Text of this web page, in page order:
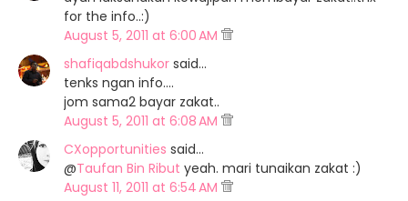
sumber :
for the info..:)
August 5, 2011 at 6:00 AM
shafiqabdshukor said…
tenks ngan info....
jom sama2 bayar zakat..
August 5, 2011 at 6:08 AM
CXopportunities said…
@Taufan Bin Ribut yeah. mari tunaikan zakat :)
August 11, 2011 at 6:54 AM